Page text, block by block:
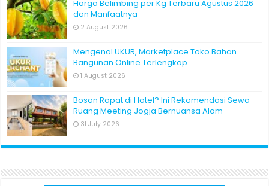
Harga Belimbing per Kg Terbaru Agustus 2026
dan Manfaatnya
2 August 2026
Mengenal UKUR, Marketplace Toko Bahan
Bangunan Online Terlengkap
1 August 2026
Bosan Rapat di Hotel? Ini Rekomendasi Sewa
Ruang Meeting Jogja Bernuansa Alam
31 July 2026